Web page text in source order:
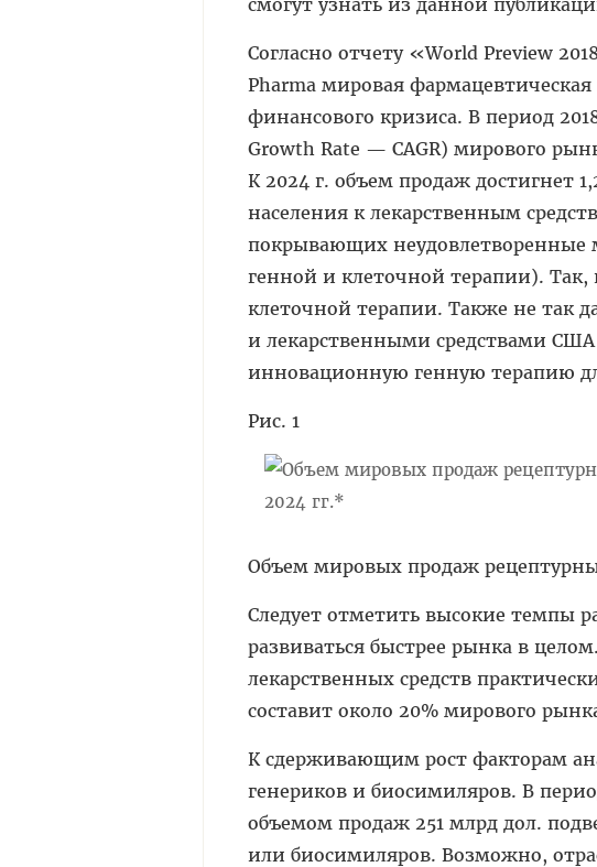
Согласно отчету «World Preview
Pharma мировая
финансового кризиса. В период
Growth Rate — CAGR) мирового
К 2024 г. объем продаж достигнет
населения к лекарственным
покрывающих неудовлетворенные
генной и клеточной терапии).
клеточной терапии. Также не так
и лекарственными средствами
инновационную генную терапию
Рис. 1
Объем мировых продаж
Следует отметить высокие темпы
развиваться быстрее рынка в
лекарственных средств
составит около 20% мирового
К сдерживающим рост факторам
генериков и биосимиляров. В
объемом продаж 251 млрд дол.
или биосимиляров. Возможно,